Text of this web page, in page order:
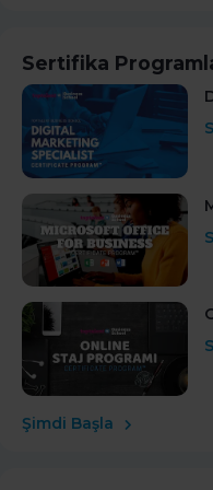
Sertifika
Şimdi Başla